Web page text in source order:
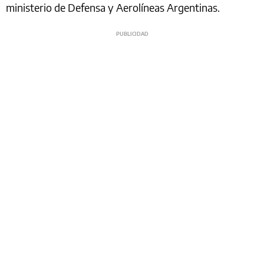
ministerio de Defensa y Aerolíneas Argentinas.